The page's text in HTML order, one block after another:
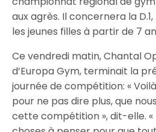
aux agrès. Il concernera la D.1,
les jeunes filles à partir de 7
Ce vendredi matin, Chantal
d’Europa Gym, terminait la
journée de compétition: «
pour ne pas dire plus, que
cette compétition », dit-elle. «